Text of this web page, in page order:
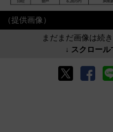
（提供画像）
まだまだ画像は続
↓ スクロール